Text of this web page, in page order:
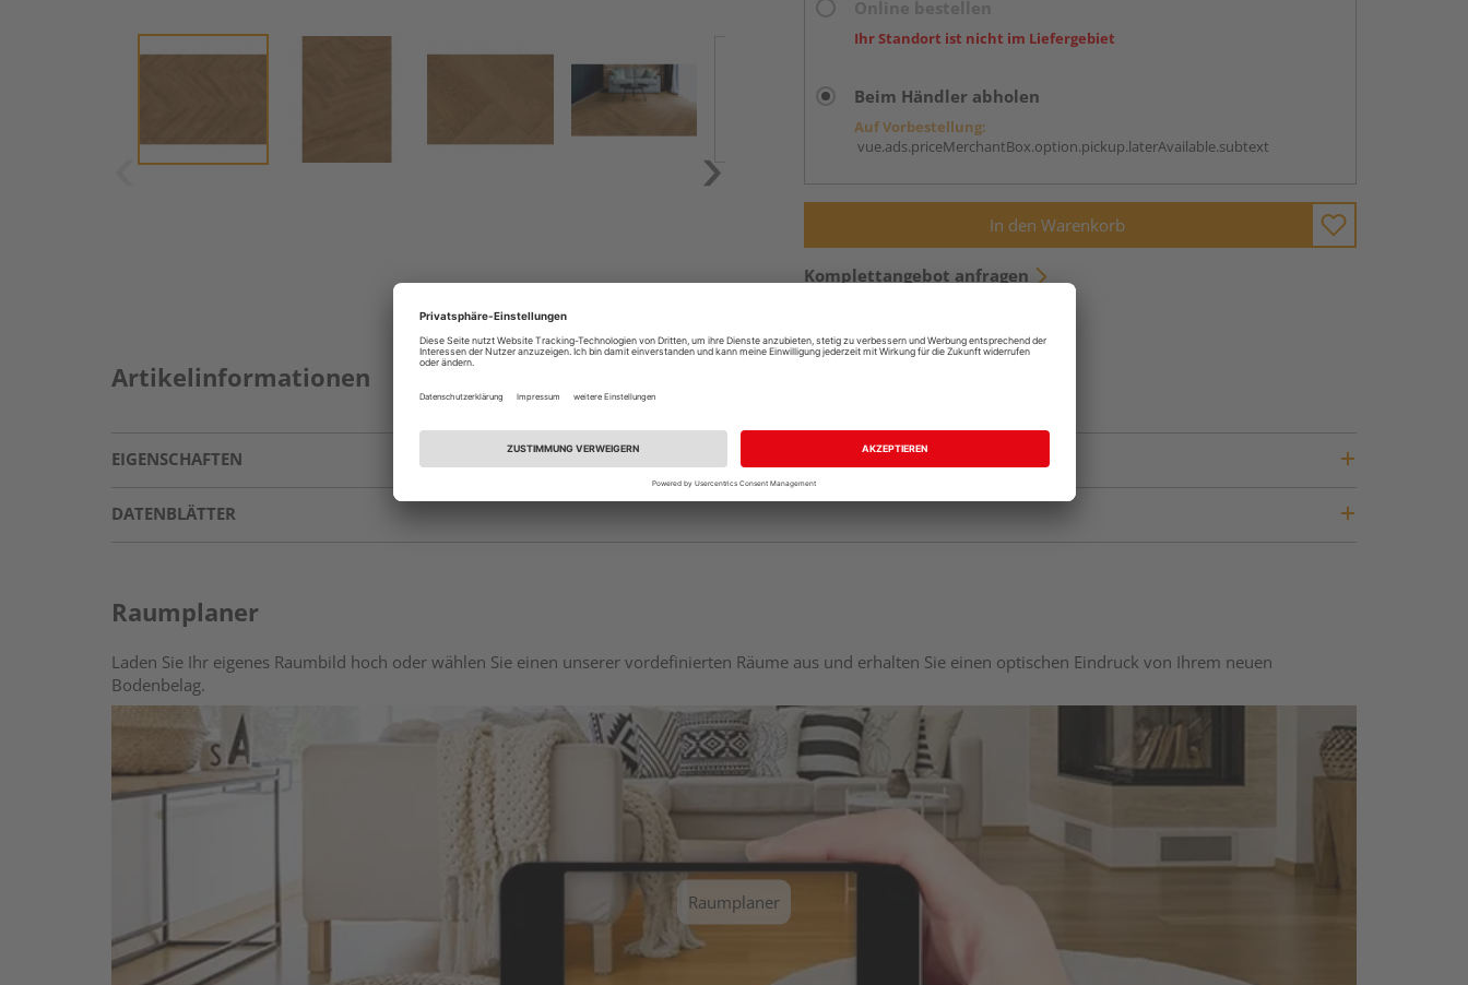
Ihr Standort ist nicht im Liefergebiet
Beim Händler abholen
Auf Vorbestellung:
vue.ads.priceMerchantBox.option.pickup.laterAvailable.subtext
In den Warenkorb
Komplettangebot anfragen
Artikelinformationen
EIGENSCHAFTEN
DATENBLÄTTER
Raumplaner
Laden Sie Ihr eigenes Raumbild hoch oder wählen Sie einen unserer vordefinierten Räume aus und erhalten Sie einen optischen Eindruck von Ihrem neuen
Bodenbelag.
Raumplaner